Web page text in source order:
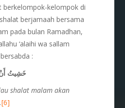
berkelompok-kelompok di
berjamaah bersama
pada bulan Ramadhan,
‘alaihi wa sallam
:
خَشِيتُ أَنْ
shalat malam akan
[6]